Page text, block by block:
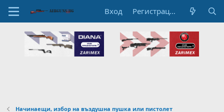
Вход Регистрация
Начинаещи, избор на въздушна пушка или пистолет